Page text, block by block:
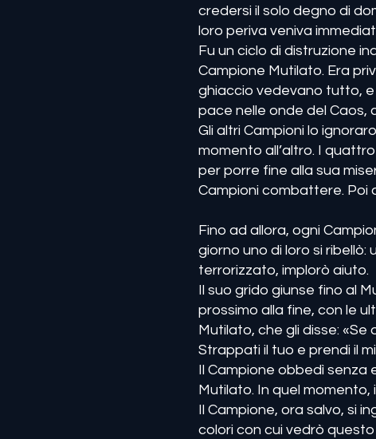
credersi il solo degno di
loro periva veniva
Fu un ciclo di distruzione
Campione Mutilato. Era
ghiaccio vedevano tutto,
pace nelle onde del Caos,
Gli altri Campioni lo
momento all’altro. I
per porre fine alla sua
Campioni combattere.
Fino ad allora, ogni
giorno uno di loro si ribellò:
terrorizzato, implorò aiuto.
Il suo grido giunse fino al
prossimo alla fine, con le
Mutilato, che gli disse:
Strappati il tuo e prendi il
Il Campione obbedì
Mutilato. In quel momento,
Il Campione, ora salvo, si
colori con cui vedrò